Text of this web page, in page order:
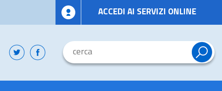
ACCEDI AI SERVIZI ONLINE